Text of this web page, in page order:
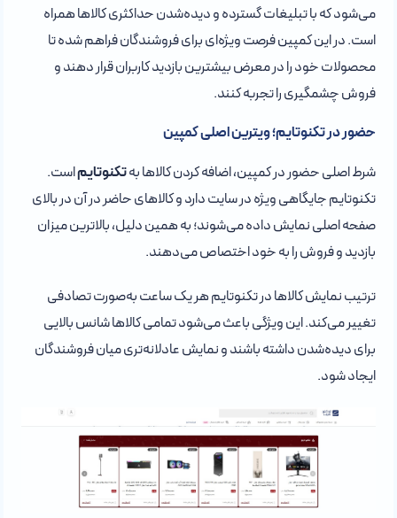
می‌شود که با تبلیغات گسترده و دیده‌شدن حداکثری کالاها همراه
است. در این کمپین فرصت ویژه‌ای برای فروشندگان فراهم شده تا
محصولات خود را در معرض بیشترین بازدید کاربران قرار دهند و
فروش چشمگیری را تجربه کنند.
حضور در تکنوتایم؛ ویترین اصلی کمپین
شرط اصلی حضور در کمپین، اضافه کردن کالاها بهتکنوتایماست.
تکنوتایم جایگاهی ویژه در سایت دارد و کالاهای حاضر در آن در بالای
صفحه اصلی نمایش داده می‌شوند؛ به همین دلیل، بالاترین میزان
بازدید و فروش را به خود اختصاص می‌دهند.
ترتیب نمایش کالاها در تکنوتایم هر یک ساعت به‌صورت تصادفی
تغییر می‌کند. این ویژگی باعث می‌شود تمامی کالاها شانس بالایی
برای دیده‌شدن داشته باشند و نمایش عادلانه‌تری میان فروشندگان
ایجاد شود.